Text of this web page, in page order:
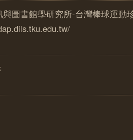
圖書館學研究所-台灣棒球運動